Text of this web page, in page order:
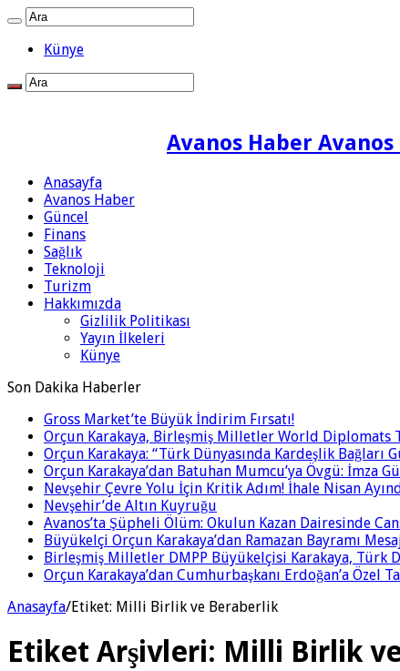
Künye
Avanos Haber
Anasayfa
Avanos Haber
Güncel
Finans
Sağlık
Teknoloji
Turizm
Hakkımızda
Gizlilik Politikası
Yayın İlkeleri
Künye
Son Dakika Haberler
Gross Market’te Büyük İndirim Fırsatı!
Orçun Karakaya, Birleşmiş Milletler World Diplomats
Orçun Karakaya: “Türk Dünyasında Kardeşlik Bağları
Orçun Karakaya’dan Batuhan Mumcu’ya Övgü: İmza
Nevşehir Çevre Yolu İçin Kritik Adım! İhale Nisan
Nevşehir’de Altın Kuyruğu
Avanos’ta Şüpheli Ölüm: Okulun Kazan Dairesinde
Büyükelçi Orçun Karakaya’dan Ramazan Bayramı
Birleşmiş Milletler DMPP Büyükelçisi Karakaya, Türk
Orçun Karakaya’dan Cumhurbaşkanı Erdoğan’a Özel
Anasayfa/Etiket: Milli Birlik ve Beraberlik
Etiket Arşivleri: Milli Birlik